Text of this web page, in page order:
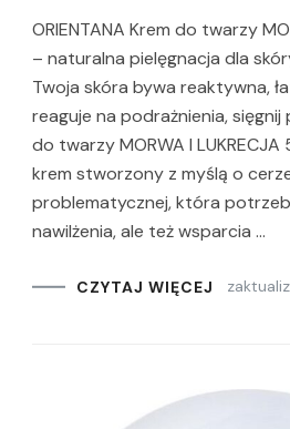
ORIENTANA Krem do twarzy
– naturalna pielęgnacja dla
Twoja skóra bywa reaktywna,
reaguje na podrażnienia, sięgnij
do twarzy MORWA I
krem stworzony z myślą o
problematycznej, która
nawilżenia, ale też wsparcia …
CZYTAJ WIĘCEJ